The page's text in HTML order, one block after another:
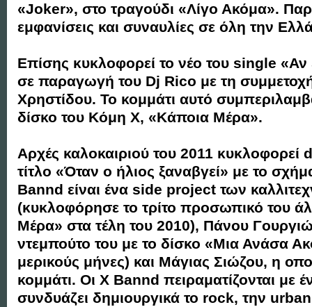
«Joker», στο τραγούδι «Λίγο Ακόμα».
εμφανίσεις και συναυλίες σε όλη την
Επίσης κυκλοφορεί το νέο του single «Αν
σε παραγωγή του Dj Rico με τη
Χρηστίδου. Το κομμάτι αυτό
δίσκο του Κόμη Χ, «Κάποια Μέρα».
Αρχές καλοκαιριού του 2011
τίτλο «Όταν ο ήλιος ξαναβγεί» με το
Bannd είναι ένα side project των
(κυκλοφόρησε το τρίτο προσωπικό του
Μέρα» στα τέλη του 2010), Πάνου
ντεμπούτο του με το δίσκο «Μια Ανάσα
μερικούς μήνες) και Μάγιας Σιώζου, η
κομμάτι. Οι X Bannd πειραματίζονται με
συνδυάζει δημιουργικά το rock, την